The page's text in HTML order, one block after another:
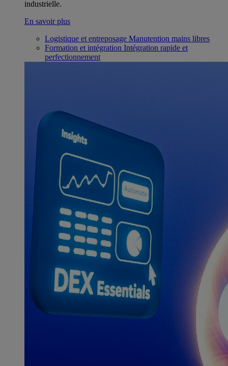
industrielle.
En savoir plus
Logistique et entreposage Manutention mains libres
Formation et intégration Intégration rapide et
perfectionnement